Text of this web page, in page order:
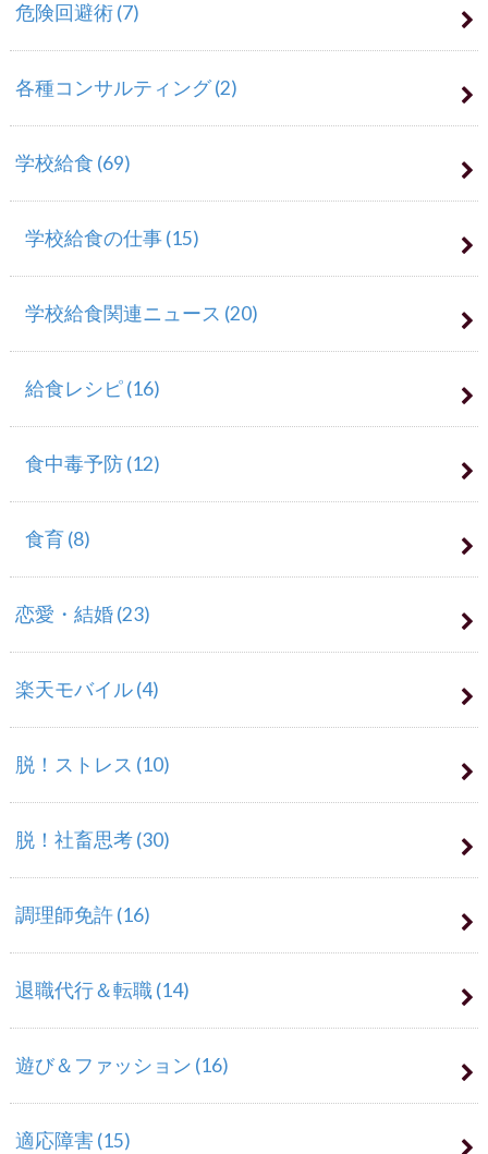
危険回避術(7)
各種コンサルティング(2)
学校給食 (69)
学校給食の仕事(15)
学校給食関連ニュース (20)
給食レシピ(16)
食中毒予防(12)
食育(8)
恋愛・結婚(23)
楽天モバイル(4)
脱！ストレス (10)
脱！社畜思考(30)
調理師免許(16)
退職代行＆転職(14)
遊び＆ファッション (16)
適応障害 (15)